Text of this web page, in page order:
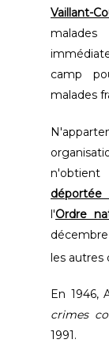
Vaillant-
camp
malades
n'obtient
déportée
l'Ordre
les autres
En 1946,
crimes
1991.